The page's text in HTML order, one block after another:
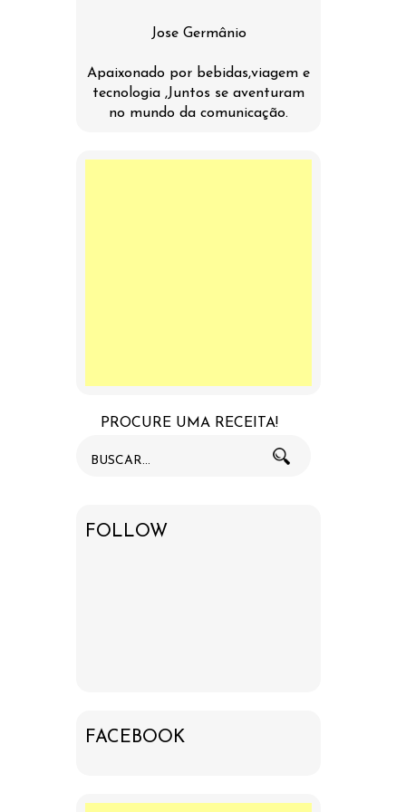
Jose Germânio
Apaixonado por bebidas,viagem e
tecnologia ,Juntos se aventuram
no mundo da comunicação.
PROCURE UMA RECEITA!
FOLLOW
FACEBOOK